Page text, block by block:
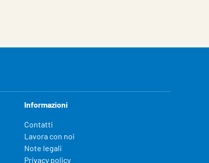
Informazioni
Contatti
Lavora con noi
Note legali
Privacy policy